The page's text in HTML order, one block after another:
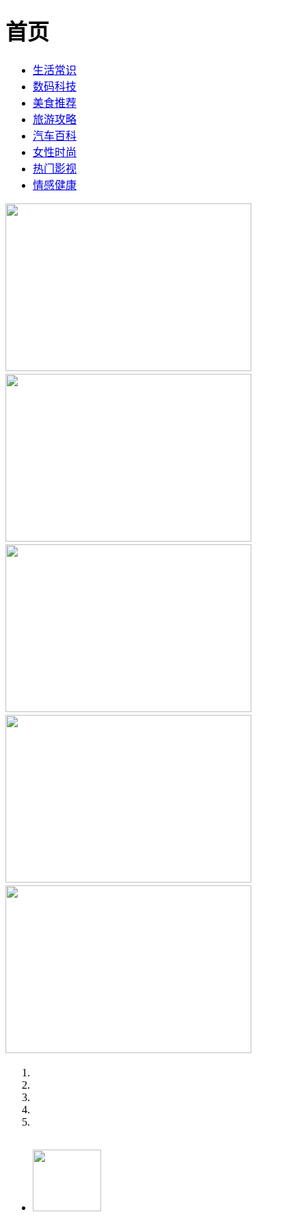
首页
生活常识
数码科技
美食推荐
旅游攻略
汽车百科
女性时尚
热门影视
情感健康